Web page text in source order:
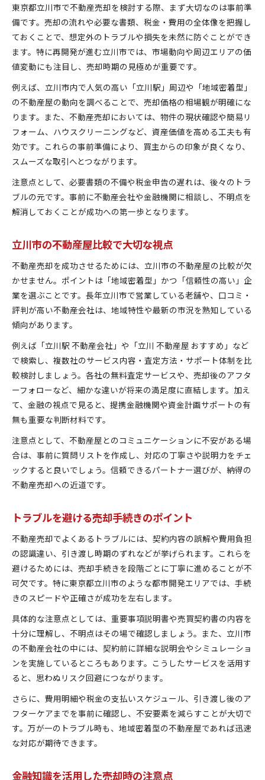
東京都立川市で不動産売却を検討する際、まず大切なのは事前準
備です。売却の流れや必要な書類、税金・費用の全体像を把握し
ておくことで、想定外のトラブルや損失を未然に防ぐことができ
ます。特に再開発が進む立川市では、市場動向や周辺エリアの価
値変動にも注目し、売却時期の見極めが重要です。
例えば、立川市内で人気の高い「立川駅」周辺や「地域密着型」
の不動産屋の動向を調べることで、売却価格の相場観が明確にな
ります。また、不動産売却においては、物件の現状確認や簡易リ
フォーム、ハウスクリーニングなど、資産価値を高める工夫も有
効です。これらの事前準備により、買主からの印象が良くなり、
スムーズな取引へとつながります。
注意点として、必要書類の不備や税金申告の遅れは、後々のトラ
ブルの元です。事前に不動産会社や金融機関に相談し、不明点を
解消しておくことが成功への第一歩となります。
立川市の不動産屋比較で大切な視点
不動産売却を成功させるためには、立川市の不動産屋の比較が欠
かせません。ポイントは「地域密着型」かつ「信頼性の高い」企
業を選ぶことです。長年立川市で営業している老舗や、口コミ・
評判が高い不動産会社は、地域特性や最新の市況を熟知している
傾向があります。
例えば「立川駅 不動産会社」や「立川 不動産屋 おすすめ」など
で検索し、複数社のサービス内容・査定方法・サポート体制を比
較検討しましょう。各社の無料査定サービスや、売却後のアフタ
ーフォローなど、細かな違いが将来の満足度に直結します。加え
て、金融の視点で見ると、提携金融機関や資金計画サポートの有
無も重要な判断材料です。
注意点として、不動産屋とのコミュニケーションに不安がある場
合は、事前に質問リストを作成し、対応の丁寧さや説明力をチェ
ックすると良いでしょう。信頼できるパートナー選びが、納得の
不動産売却への近道です。
トラブルを避ける売却手続きのポイント
不動産売却でよくあるトラブルには、契約内容の誤解や費用負担
の認識違い、引き渡し時期のずれなどが挙げられます。これらを
避けるためには、売却手続きを段階ごとに丁寧に進めることが不
可欠です。特に東京都立川市のような都市開発エリアでは、手続
きのスピードや正確さが成功を左右します。
具体的な注意点としては、重要事項説明書や売買契約書の内容を
十分に理解し、不明点はその場で確認しましょう。また、立川市
の不動産会社の中には、契約前に詳細な説明会やシミュレーショ
ンを実施しているところもあります。こうしたサービスを活用す
ると、思わぬリスク回避につながります。
さらに、費用明細や税金の支払いスケジュール、引き渡し後のア
フターケアまでを事前に確認し、不安要素を減らすことが大切で
す。万が一のトラブル時も、地域密着型の不動産屋であれば迅速
な対応が期待できます。
金融知識を活用した売却時の注意点